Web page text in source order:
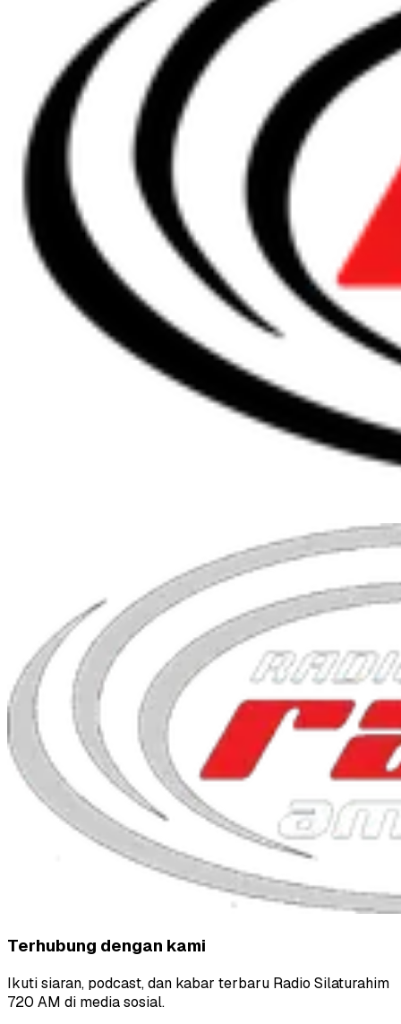
Terhubung dengan kami
Ikuti siaran, podcast, dan kabar terbaru Radio Silaturahim
720 AM di media sosial.